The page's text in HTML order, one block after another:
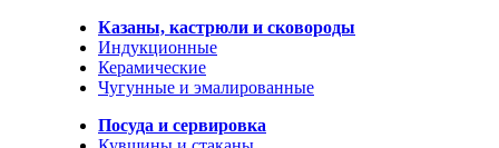
Казаны, кастрюли и сковороды
Индукционные
Керамические
Чугунные и эмалированные
Посуда и сервировка